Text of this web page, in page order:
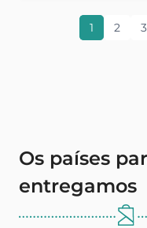
1 2 3
Os países
entregamos